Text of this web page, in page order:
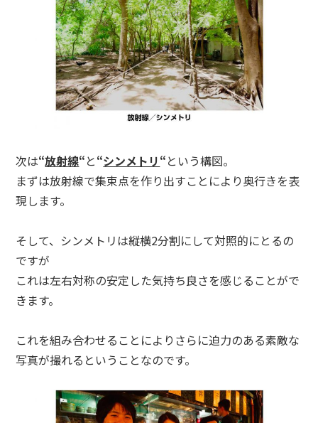
次は“放射線“と“シンメトリ“という構図。
まずは放射線で集束点を作り出すことにより奥行きを表
現します。
そして、シンメトリは縦横2分割にして対照的にとるの
ですが
これは左右対称の安定した気持ち良さを感じることがで
きます。
これを組み合わせることによりさらに迫力のある素敵な
写真が撮れるということなのです。